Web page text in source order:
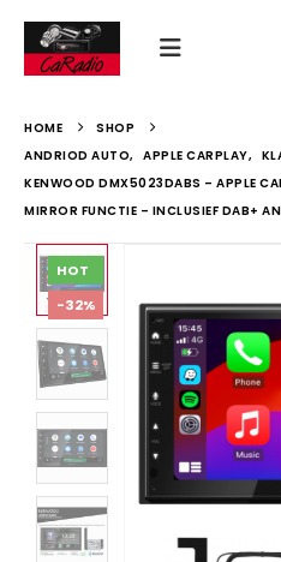
HOME
SHOP
ANDRIOD AUTO, APPLE CARPLAY,
KENWOOD DMX5023DABS – APPLE
MIRROR FUNCTIE – INCLUSIEF DAB+
HOT
-32%